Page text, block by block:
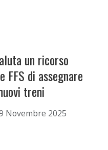
un ricorso
FFS di assegnare
treni
Novembre 2025